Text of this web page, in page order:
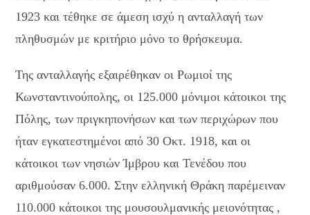
1923 και τέθηκε σε άμεση ισχύ η ανταλλαγή των
πληθυσμών με κριτήριο μόνο το θρήσκευμα.
Της ανταλλαγής εξαιρέθηκαν οι Ρωμιοί της
Κωνσταντινούπολης, οι 125.000 μόνιμοι κάτοικοι της
Πόλης, των πριγκηπονήσων και των περιχώρων που
ήταν εγκατεστημένοι από 30 Οκτ. 1918, και οι
κάτοικοι των νησιών Ίμβρου και Τενέδου που
αριθμούσαν 6.000. Στην ελληνική Θράκη παρέμειναν
110.000 κάτοικοι της μουσουλμανικής μειονότητας ,